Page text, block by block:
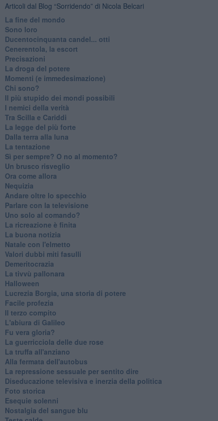
Articoli dal Blog “Sorridendo” di Nicola Belcari
La fine del mondo
Sono loro
Ducentocinquanta candel... otti
Cenerentola, la escort
Precisazioni
La droga del potere
Momenti (e immedesimazione)
Chi sono?
Il più stupido dei mondi possibili
I nemici della verità
Tra Scilla e Cariddi
La legge del più forte
Dalla terra alla luna
La tentazione
​Sì per sempre? O no al momento?
Un brusco risveglio
Ora come allora
Nequizia
Andare oltre lo specchio
Parlare con la televisione
Uno solo al comando?
La ricreazione è finita
La buona notizia
Natale con l'elmetto
Valori dubbi miti fasulli
Demeritocrazia
La tivvù pallonara
Halloween
​Lucrezia Borgia, una storia di potere
Facile profezia
Il terzo compito
L'abiura di Galileo
Fu vera gloria?
La guerricciola delle due rose
La truffa all'anziano
Alla fermata dell'autobus
La repressione sessuale per sentito dire
Diseducazione televisiva e inerzia della politica
Foto storica
Esequie solenni
Nostalgia del sangue blu